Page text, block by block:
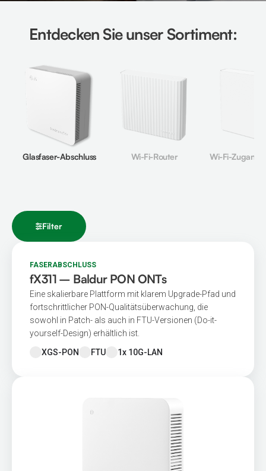
Entdecken Sie unser Sortiment:
Glasfaser-Abschluss Wi-Fi-Router Wi-Fi-
Filter
FASERABSCHLUSS
fX311 – Baldur PON ONTs
Eine skalierbare Plattform mit klarem Upgrade-Pfad und
fortschrittlicher PON-Qualitätsüberwachung, die
sowohl in Patch- als auch in FTU-Versionen (Do-it-
yourself-Design) erhältlich ist.
XGS-PON
FTU 1x 10G-LAN